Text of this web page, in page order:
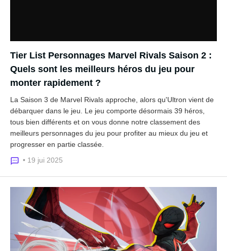
Tier List Personnages Marvel Rivals Saison 2 :
Quels sont les meilleurs héros du jeu pour
monter rapidement ?
La Saison 3 de Marvel Rivals approche, alors qu'Ultron vient de
débarquer dans le jeu. Le jeu comporte désormais 39 héros,
tous bien différents et on vous donne notre classement des
meilleurs personnages du jeu pour profiter au mieux du jeu et
progresser en partie classée.
• 19 jui 2025